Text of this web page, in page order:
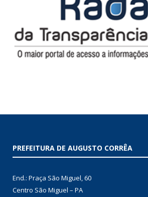
PREFEITURA DE AUGUSTO CORRÊA
End.: Praça São Miguel, 60
Centro São Miguel – PA